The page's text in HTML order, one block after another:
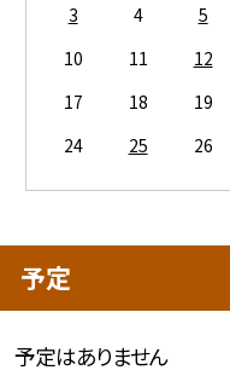
3
4 5
10
11 12
17
18 19
24
25 26
予定
予定はありません